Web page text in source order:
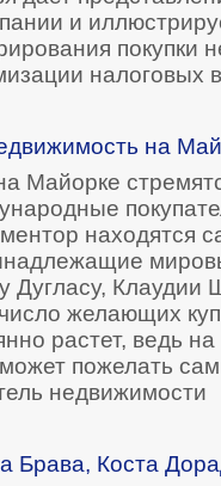
и
покупки
налоговых
на
Майорке
находятся
Дугласу,
желающих
растет, ведь
пожелать
недвижимости
Брава, Коста